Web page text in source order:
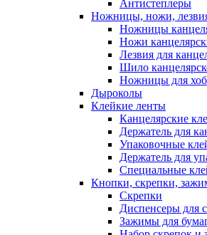
Антистеплеры
Ножницы, ножи,
Ножницы
Ножи
Лезвия для
Шило
Ножницы для
Дыроколы
Клейкие ленты
Канцелярские
Держатель для
Упаковочные
Держатель для
Специальные
Кнопки, скрепки,
Скрепки
Диспенсеры для
Зажимы для